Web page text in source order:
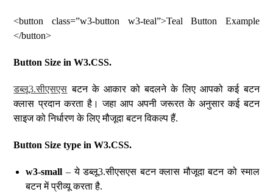
<button class=”w3-button w3-teal”>Teal Button Example
</button>
Button Size in W3.CSS.
डब्लू3.सीएसएस बटन के आकार को बदलने के लिए आपको कई बटन
क्लास प्रदान करता है। जहा आप अपनी जरूरत के अनुसार कई बटन
साइज को निर्धारण के लिए मौजूदा बटन विकल्प हैं.
Button Size type in W3.CSS.
w3-small – ये डब्लू3.सीएसएस बटन क्लास मौजूदा बटन को स्माल
बटन में प्रीव्यू करता है.